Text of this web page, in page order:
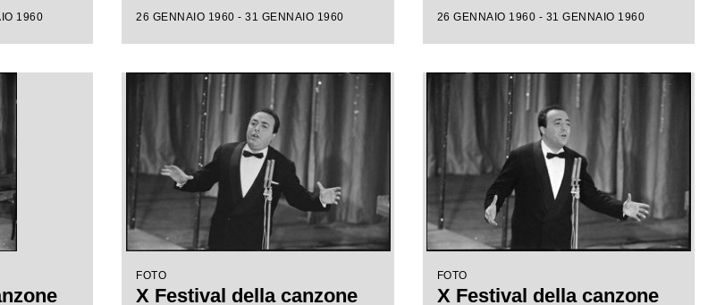
1960 26 GENNAIO 1960 - 31 GENNAIO 1960 26 GENNAIO 1960 - 31 GENNAIO 1960
FOTO
X Festival della canzone
FOTO
X Festival della canzone